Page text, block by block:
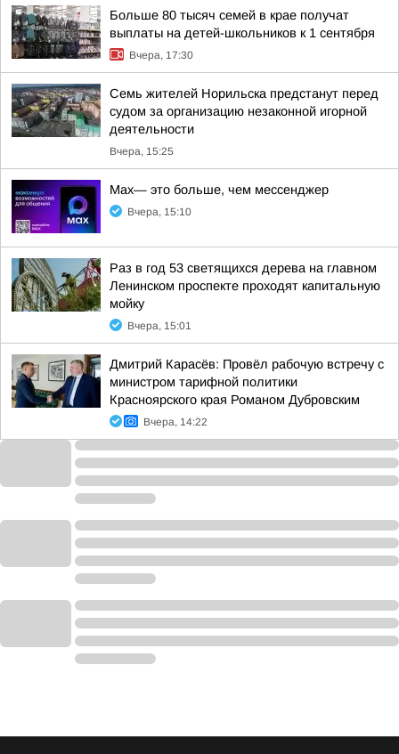
Больше 80 тысяч семей в крае получат
выплаты на детей-школьников к 1 сентября
Вчера, 17:30
Семь жителей Норильска предстанут перед
судом за организацию незаконной игорной
деятельности
Вчера, 15:25
Max— это больше, чем мессенджер
Вчера, 15:10
Раз в год 53 светящихся дерева на главном
Ленинском проспекте проходят капитальную
мойку
Вчера, 15:01
Дмитрий Карасёв: Провёл рабочую встречу с
министром тарифной политики
Красноярского края Романом Дубровским
Вчера, 14:22